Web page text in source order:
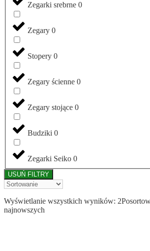
Zegarki srebrne 0
Zegary 0
Stopery 0
Zegary ścienne 0
Zegary stojące 0
Budziki 0
Zegarki Seiko 0
USUŃ FILTRY
Wyświetlanie wszystkich wyników: 2
najnowszych